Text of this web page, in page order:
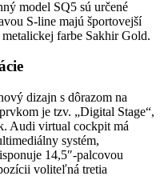
model SQ5 sú určené
S-line majú športovejší
farbe Sakhir Gold.
dizajn s dôrazom na
je tzv. „Digital Stage“,
Audi virtual cockpit má
systém,
14,5″-palcovou
voliteľná tretia